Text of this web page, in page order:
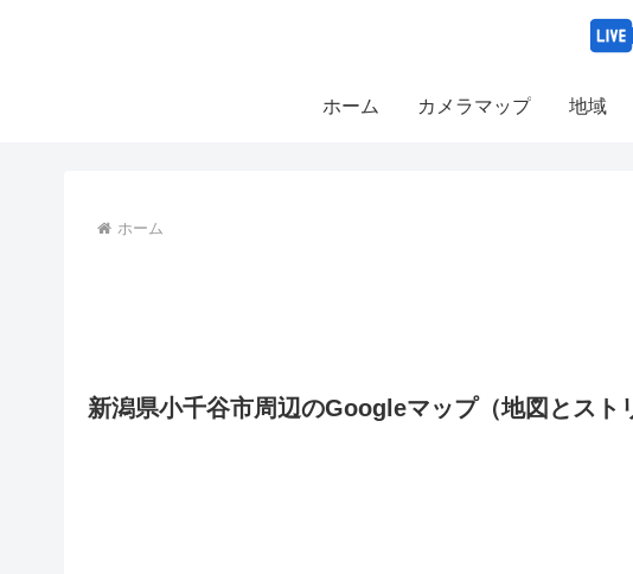
ホーム カメラマップ 地域
ホーム
新潟県小千谷市周辺のGoogleマップ（地図とスト